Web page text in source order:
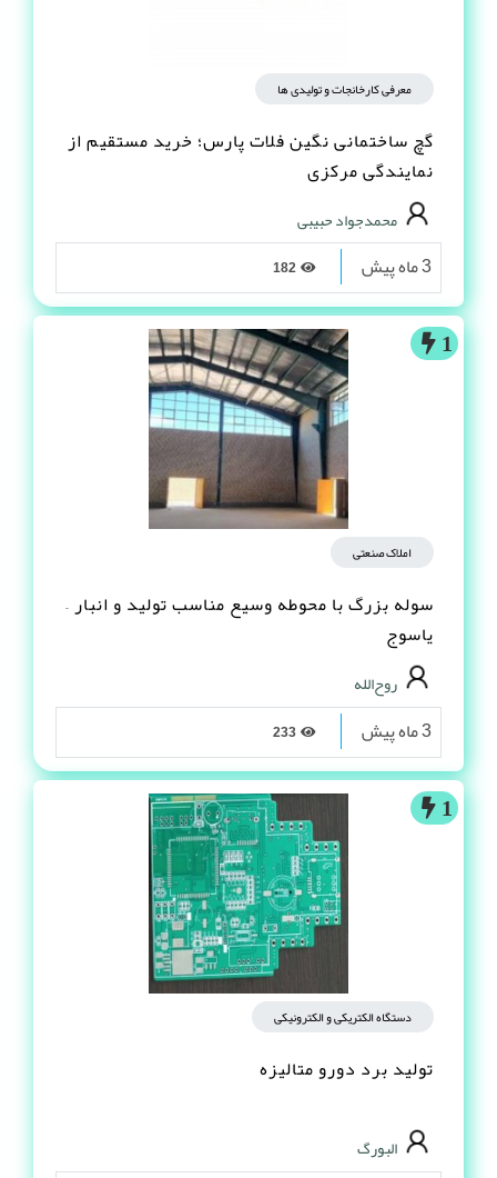
معرفی کارخانجات و تولیدی ها
گچ ساختمانی نگین فلات پارس؛ خرید مستقیم از
نمایندگی مرکزی
محمدجواد حبیبی
3 ماه پیش
1
املاک صنعتی
سوله بزرگ با محوطه وسیع مناسب تولید و انبار –
یاسوج
روح‌الله
3 ماه پیش
1
دستگاه الکتریکی و الکترونیکی
تولید برد دورو متالیزه
البورگ